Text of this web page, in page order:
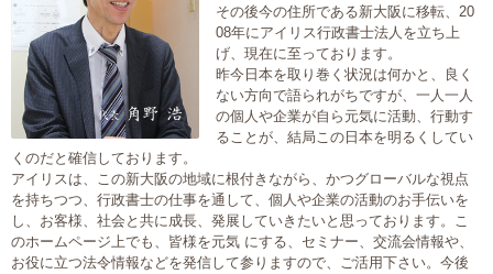
その後今の住所である新大阪に移転、20
08年にアイリス行政書士法人を立ち上
げ、現在に至っております。
昨今日本を取り巻く状況は何かと、良く
ない方向で語られがちですが、一人一人
の個人や企業が自ら元気に活動、行動す
ることが、結局この日本を明るくしてい
くのだと確信しております。
アイリスは、この新大阪の地域に根付きながら、かつグローバルな視点
を持ちつつ、行政書士の仕事を通して、個人や企業の活動のお手伝いを
し、お客様、社会と共に成長、発展していきたいと思っております。こ
のホームページ上でも、皆様を元気 にする、セミナー、交流会情報や、
お役に立つ法令情報などを発信して参りますので、ご活用下さい。今後
その他各種手続き
費用の目安
実績一覧
お客様の声
よくあるご質問